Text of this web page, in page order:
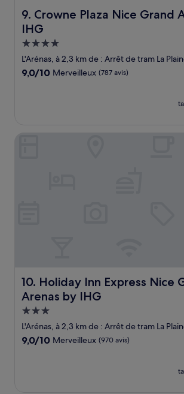
9. Crowne Plaza Nice Grand
IHG
Crowne Plaza Nice Grand Arenas by
Hébergement
4.0 étoiles
L'Arénas, à 2,3 km de : Arrêt de tram La
9.0
9,0/10 Merveilleux (787 avis)
10. Holiday Inn Express Nice
Arenas by IHG
Holiday Inn Express Nice Grand
Hébergement
3.0 étoiles
L'Arénas, à 2,3 km de : Arrêt de tram La
9.0
9,0/10 Merveilleux (970 avis)